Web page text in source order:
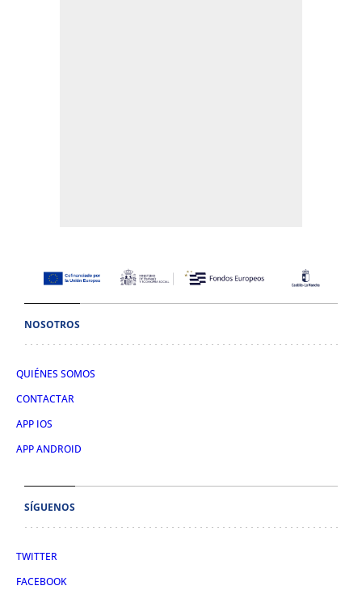
NOSOTROS
QUIÉNES SOMOS
CONTACTAR
APP IOS
APP ANDROID
SÍGUENOS
TWITTER
FACEBOOK